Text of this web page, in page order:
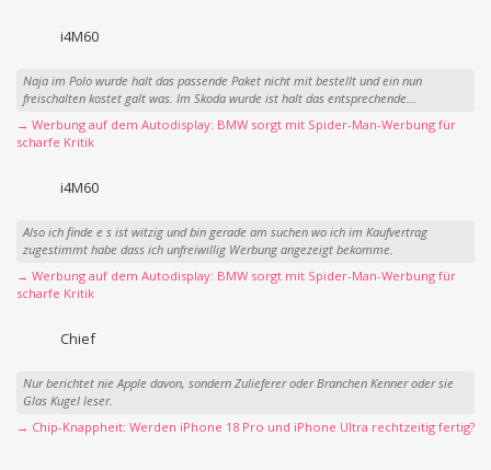
i4M60
Naja im Polo wurde halt das passende Paket nicht mit bestellt und ein nun
freischalten kostet galt was. Im Skoda wurde ist halt das entsprechende...
→ Werbung auf dem Autodisplay: BMW sorgt mit Spider-Man-Werbung für
scharfe Kritik
i4M60
Also ich finde e s ist witzig und bin gerade am suchen wo ich im Kaufvertrag
zugestimmt habe dass ich unfreiwillig Werbung angezeigt bekomme.
→ Werbung auf dem Autodisplay: BMW sorgt mit Spider-Man-Werbung für
scharfe Kritik
Chief
Nur berichtet nie Apple davon, sondern Zulieferer oder Branchen Kenner oder sie
Glas Kugel leser.
→ Chip-Knappheit: Werden iPhone 18 Pro und iPhone Ultra rechtzeitig fertig?